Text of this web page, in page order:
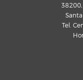
38200,
Tel.